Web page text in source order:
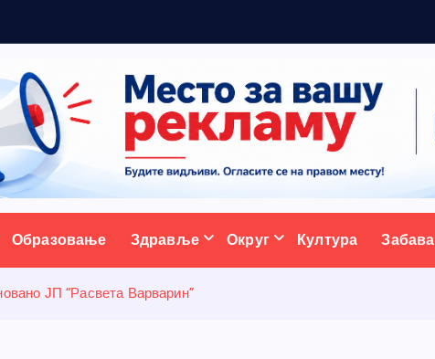
портал
Образовање Здравље Округ Култура Забава
ЈП “Расвета Варварин”